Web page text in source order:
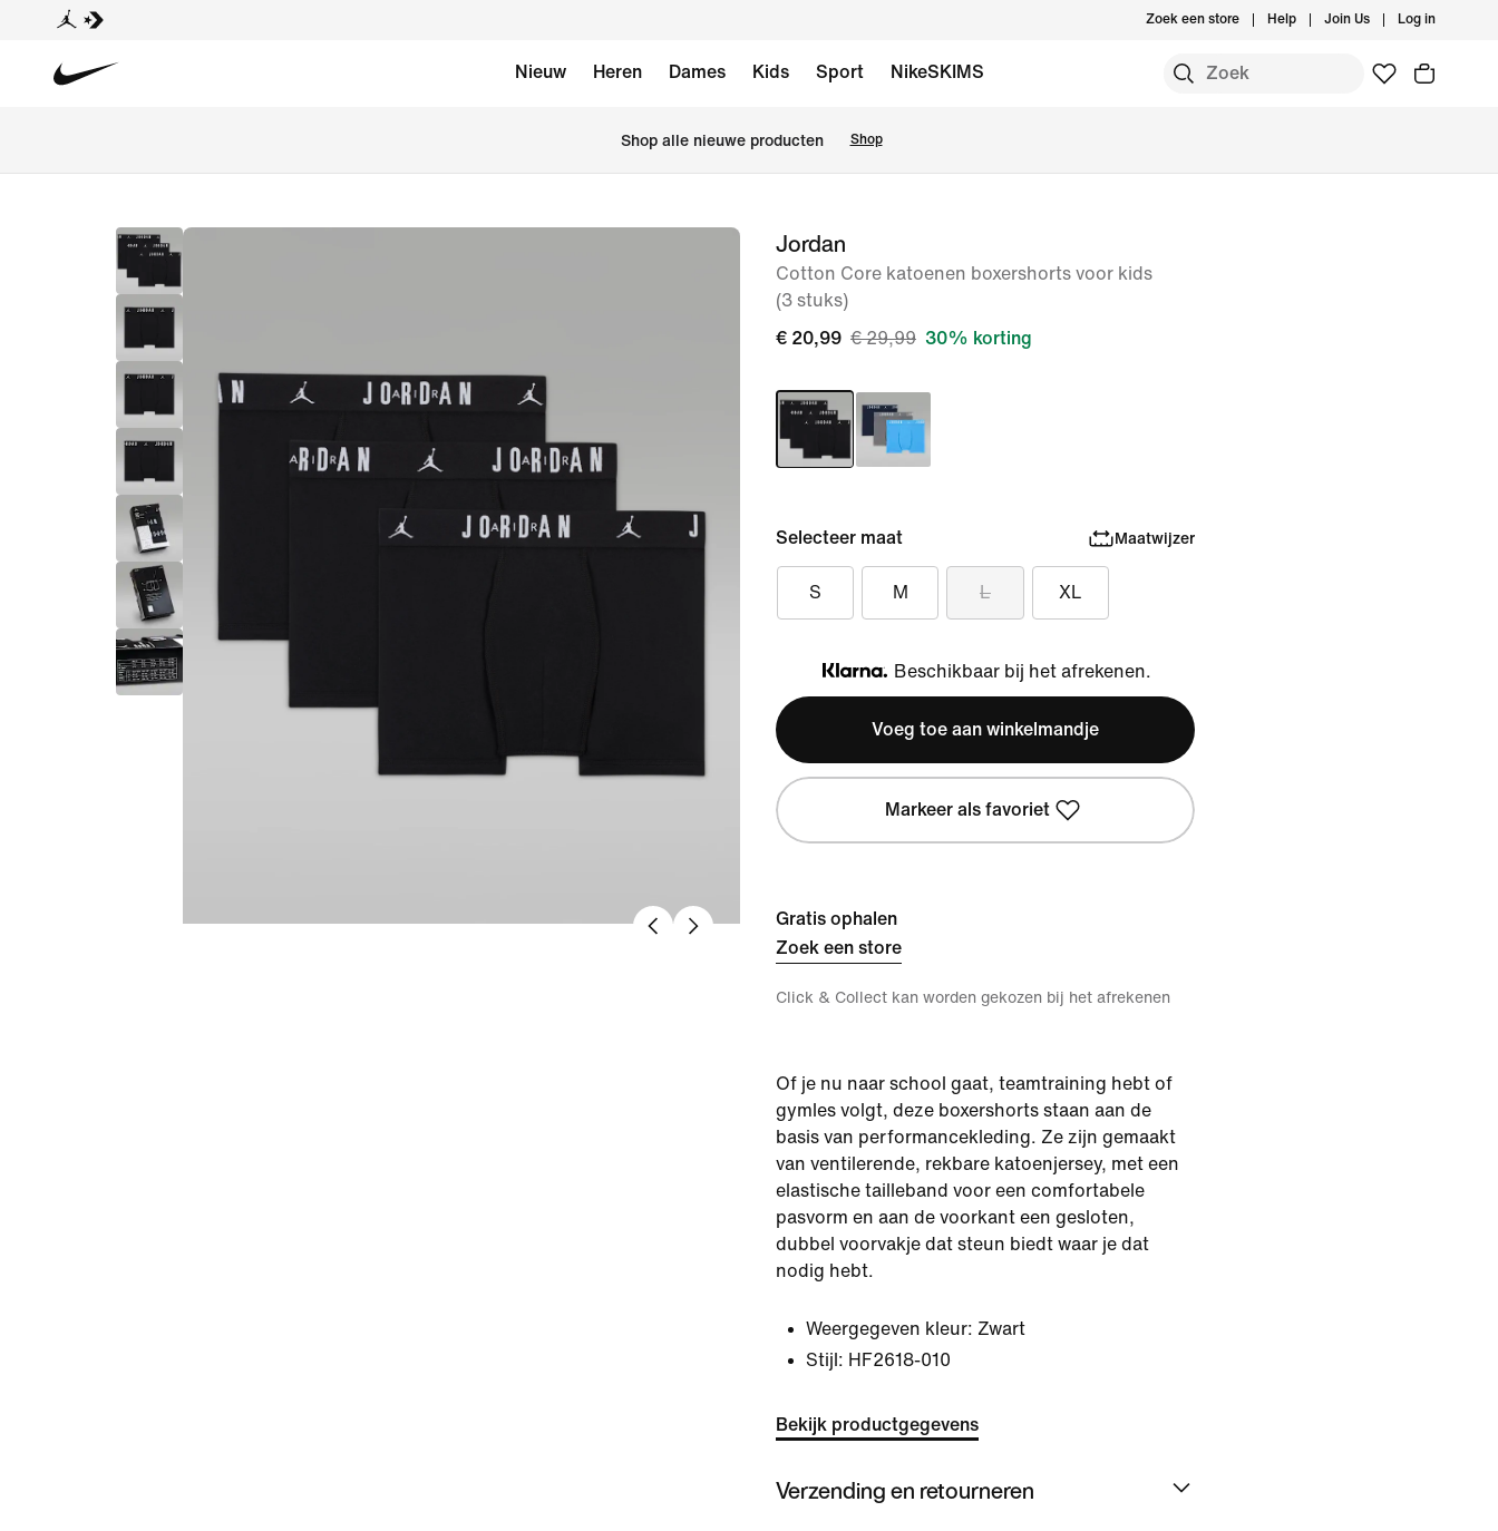
Zoek een store Help Join Us Log in
Nieuw Heren Dames Kids Sport NikeSKIMS
Shop alle nieuwe producten Shop
afbeelding
Jordan
Cotton Core katoenen boxershorts voor kids
(3 stuks)
€ 20,99 € 29,99 30% korting
Selecteer maat Maatwijzer
S M L XL
Klarna
Beschikbaar bij het afrekenen.
Voeg toe aan winkelmandje
Markeer als favoriet
Gratis ophalen
Zoek een store
Click & Collect kan worden gekozen bij het afrekenen
Of je nu naar school gaat, teamtraining hebt of
gymles volgt, deze boxershorts staan aan de
basis van performancekleding. Ze zijn gemaakt
van ventilerende, rekbare katoenjersey, met een
elastische tailleband voor een comfortabele
pasvorm en aan de voorkant een gesloten,
dubbel voorvakje dat steun biedt waar je dat
nodig hebt.
Weergegeven kleur: Zwart
Stijl: HF2618-010
Bekijk productgegevens
Verzending en retourneren